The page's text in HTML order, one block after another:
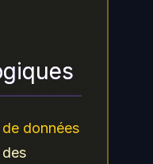
données